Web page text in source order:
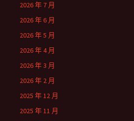
2026 年 7 月
2026 年 6 月
2026 年 5 月
2026 年 4 月
2026 年 3 月
2026 年 2 月
2025 年 12 月
2025 年 11 月